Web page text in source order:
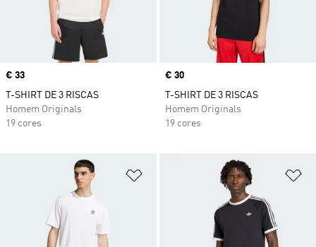
Price
€ 33
T-SHIRT DE 3 RISCAS
Homem Originals
19 cores
Price
€ 30
T-SHIRT DE 3 RISCAS
Homem Originals
19 cores
Adicionar à Lista de Desejos